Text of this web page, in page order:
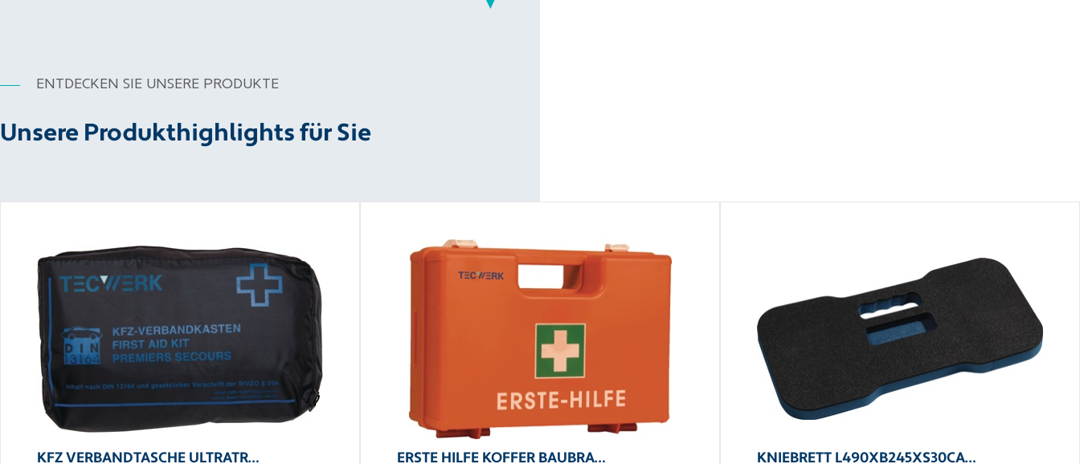
ENTDECKEN SIE UNSERE PRODUKTE
Unsere Produkthighlights für Sie
KFZ VERBANDTASCHE ULTRATR… ERSTE HILFE KOFFER BAUBRA… KNIEBRETT L490XB245XS30CA…